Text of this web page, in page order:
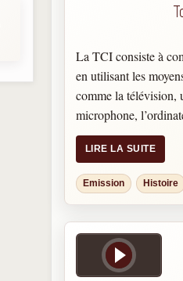
La TCI consiste à
en utilisant les
comme la télévision,
microphone,
d’aider les personnes
douleur en
réconfort. Voici
la femme qui
pas le faire tout seul
d’expérimentées.
LIRE LA SUITE
Emission Histoire